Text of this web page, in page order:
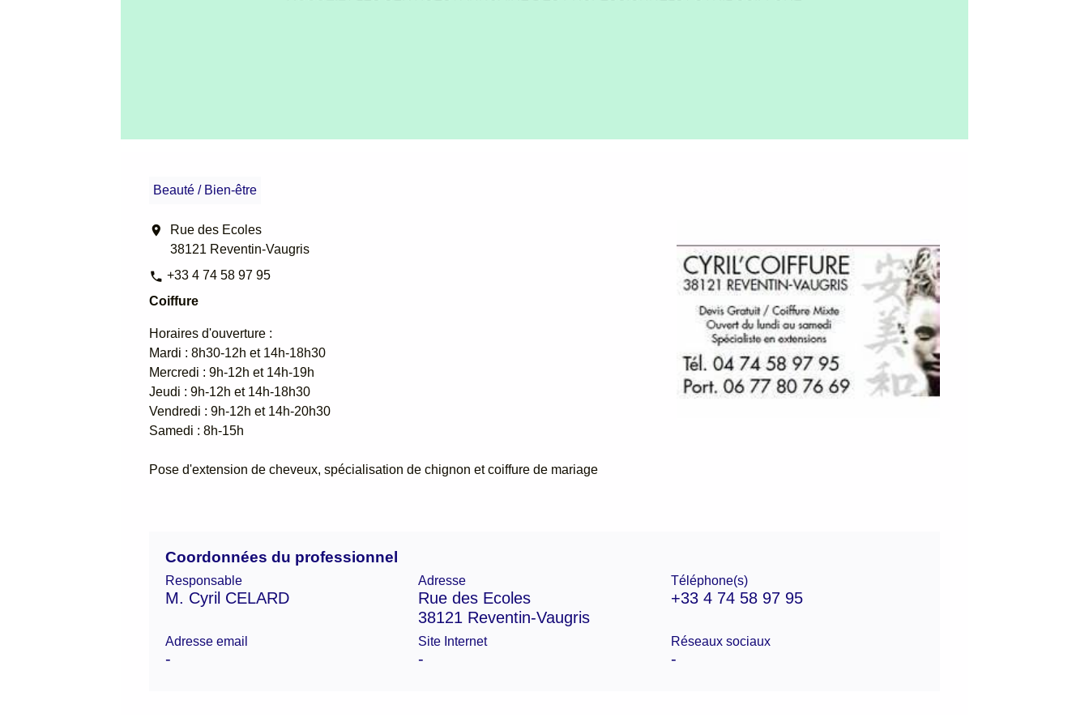
Beauté / Bien-être
location_on
Rue des Ecoles
38121 Reventin-Vaugris
phone +33 4 74 58 97 95
Coiffure
Horaires d'ouverture :
Mardi : 8h30-12h et 14h-18h30
Mercredi : 9h-12h et 14h-19h
Jeudi : 9h-12h et 14h-18h30
Vendredi : 9h-12h et 14h-20h30
Samedi : 8h-15h
Pose d'extension de cheveux, spécialisation de chignon et coiffure de mariage
Coordonnées du professionnel
Responsable
M. Cyril CELARD
Adresse
Rue des Ecoles
38121 Reventin-Vaugris
Téléphone(s)
+33 4 74 58 97 95
Adresse email
-
Site Internet
-
Réseaux sociaux
-